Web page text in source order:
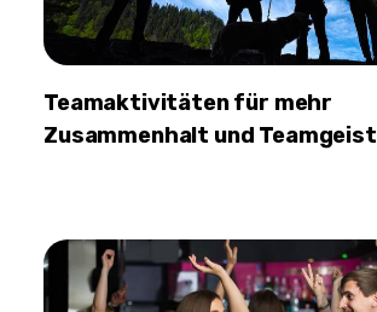
Teamaktivitäten für mehr
Zusammenhalt und Teamgeist